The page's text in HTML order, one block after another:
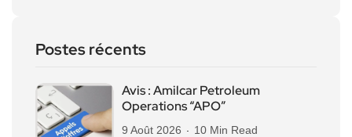
Postes récents
Avis : Amilcar Petroleum
Operations “APO”
9 Août 2026 10 Min Read